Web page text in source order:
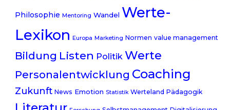
Philosophie Mentoring Wandel Werte-
Lexikon
Europa Marketing Normen value management
Bildung Listen Politik Werte
Personalentwicklung Coaching
Zukunft News Emotion Statistik Werteland Pädagogik